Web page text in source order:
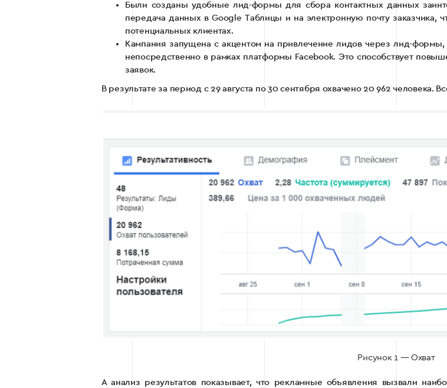
Были созданы удобные лид-формы для сбора контактных данных
передача данных в Google Таблицы и на электронную почту заказчика,
потенциальных клиентах.
Кампания запущена с акцентом на привлечение лидов через лид-формы,
непосредственно в рамках платформы Facebook. Это способствует
заявок.
В результате за период с 29 августа по 30 сентября охвачено 20 962 человека.
Рисунок 1 — Охват
А анализ результатов показывает, что рекламные объявления вызвали